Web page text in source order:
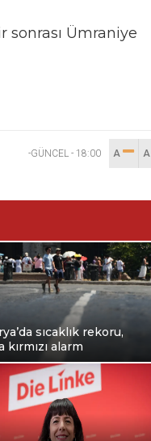
sonrası Ümraniye
-GÜNCEL - 18:00 A
sıcaklık rekoru,
kırmızı alarm